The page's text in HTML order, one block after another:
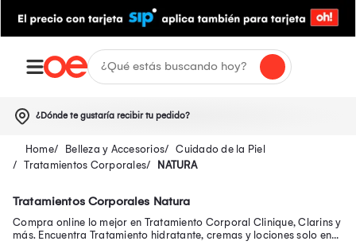
¿Dónde te gustaría recibir tu pedido?
Belleza y Accesorios
Cuidado de la Piel
Tratamientos Corporales
NATURA
Tratamientos Corporales Natura
Compra online lo mejor en Tratamiento Corporal Clinique, Clarins y
más. Encuentra Tratamiento hidratante, cremas y lociones solo en